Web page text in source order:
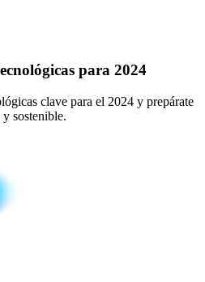
para 2024
clave para el 2024 y prepárate
sostenible.